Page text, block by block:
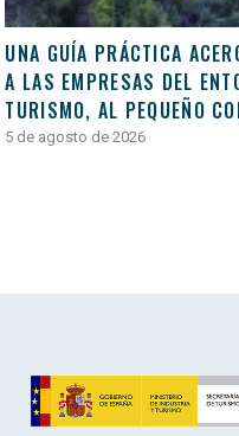
UNA GUÍA PRÁCTICA
A LAS EMPRESAS DEL
TURISMO, AL PEQUEÑO
5 de agosto de 2026